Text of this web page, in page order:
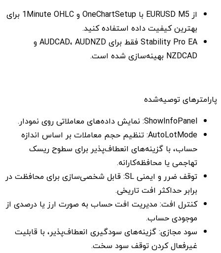
از EURUSD M5 با OneChartSetup و 1Minute OHLC برای
بهترین کیفیت داده استفاده کنید.
Stability Pro EA فقط برای AUDCAD، AUDNZD و
NZDCAD بهینه‌سازی شده است.
پارامترهای توصیه‌شده
ShowInfoPanel: نمایش داده‌های معاملاتی روی نمودار.
AutoLotMode: تنظیم حجم معاملات بر اساس اندازه
حساب، با گزینه‌های انعطاف‌پذیر برای سطوح ریسک
تهاجمی یا محافظه‌کارانه.
توقف ضرر و ایمنی SL: قابل شخصی‌سازی برای محافظت در
برابر حداکثر افت تاریخی.
کنترل افت: مدیریت افت حساب به صورت ارز یا درصدی از
موجودی حساب.
سود مجازی: گزینه‌های سودگیری انعطاف‌پذیر، با قابلیت
غیرفعال کردن توقف سود سخت.